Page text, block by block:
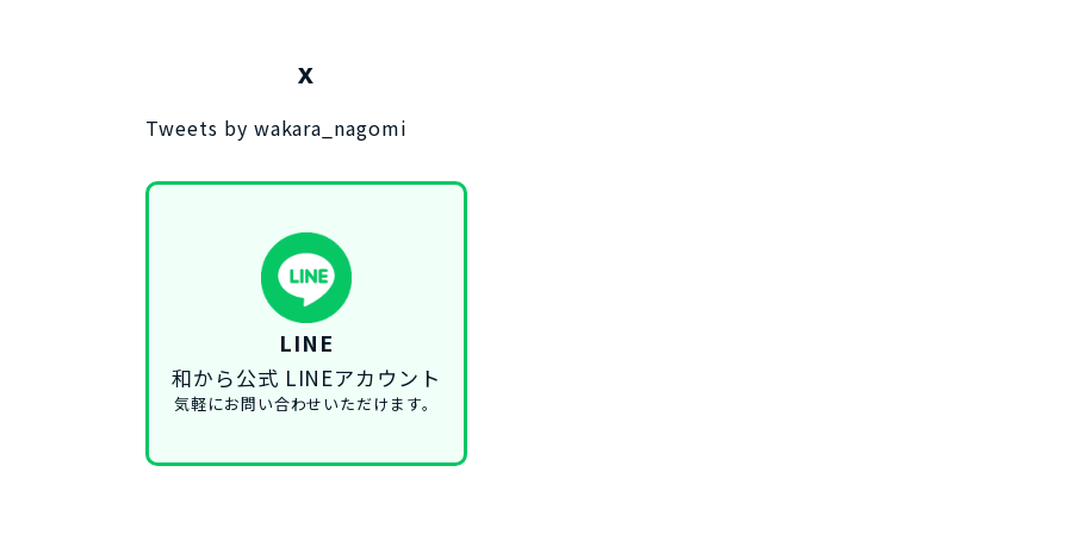
X
Tweets by wakara_nagomi
LINE
和から公式 LINEアカウント
気軽にお問い合わせいただけます。